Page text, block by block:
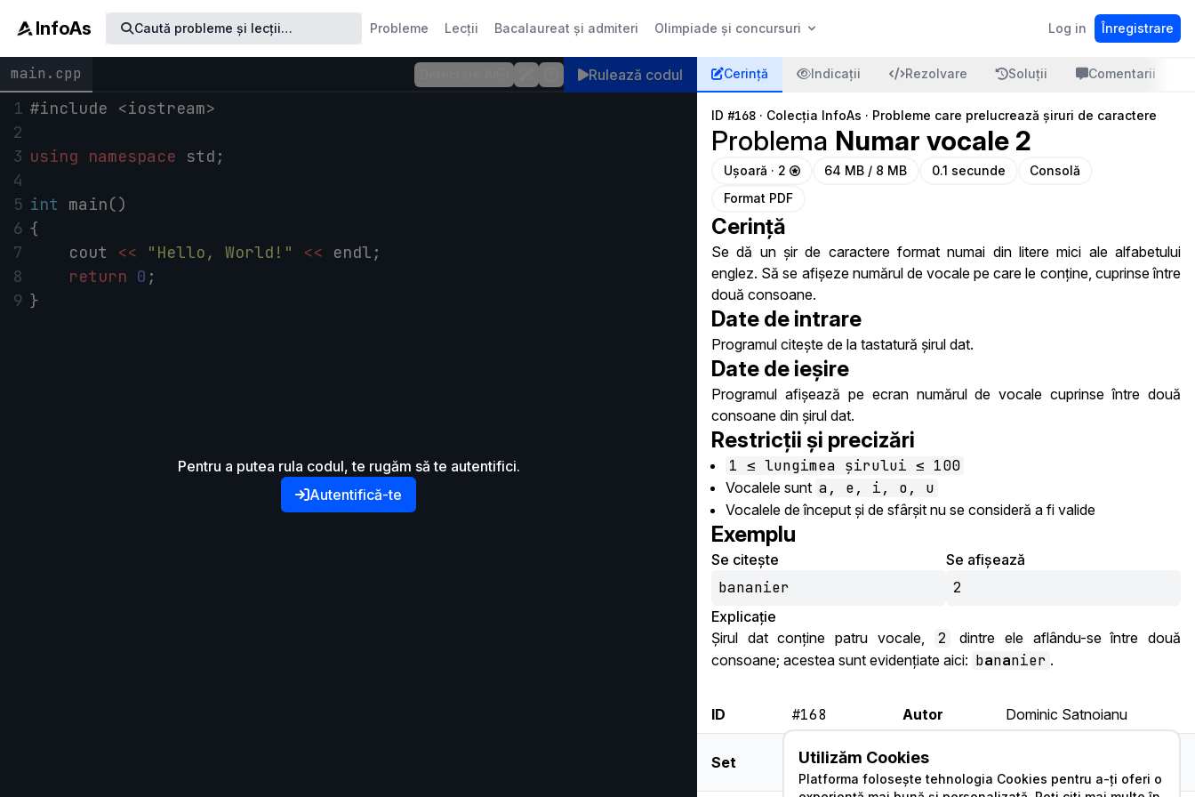
InfoAs Caută probleme și lecții… Probleme Lecții Bacalaureat și admiteri Olimpiade și concursuri Log in Înregistrare
Pentru a putea rula codul, te rugăm să te autentifici.
Autentifică-te
main.cpp Rulează codul
1 #include <iostream>
2
3 using namespace std ;
4
5 int main()
6 {
7
cout << "Hello, World!" << endl ;
8
return 0 ;
9 }
Cerință Indicații Rezolvare Soluții Comentarii
ID #168 · Colecția InfoAs · Probleme care prelucrează șiruri de caractere
Problema Numar vocale 2
Ușoară · 2 64 MB / 8 MB 0.1 secunde
Consolă
Format PDF
Cerință
Se dă un șir de caractere format numai din litere mici ale alfabetului
englez. Să se afișeze numărul de vocale pe care le conține, cuprinse între
două consoane.
Date de intrare
Programul citește de la tastatură șirul dat.
Date de ieșire
Programul afișează pe ecran numărul de vocale cuprinse între două
consoane din șirul dat.
Restricții și precizări
1 ≤ lungimea șirului ≤ 100
Vocalele sunt a, e, i, o, u
Vocalele de început și de sfârșit nu se consideră a fi valide
Exemplu
Se citește
bananier
Se afișează
2
Explicație
Șirul dat conține patru vocale,
2
dintre ele aflându-se între două
consoane; acestea sunt evidențiate aici: bananier .
ID #168 Autor Dominic Satnoianu
Set
Colecția
InfoAs
Adăugată
de
lexington
Utilizăm Cookies
Platforma folosește tehnologia Cookies pentru a-ți oferi o